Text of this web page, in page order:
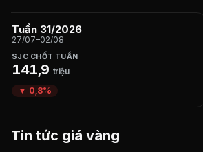
Tuần 31/2026
27/07–02/08
SJC CHỐT TUẦN
141,9 triệu
▼ 0,8%
Tin tức giá vàng